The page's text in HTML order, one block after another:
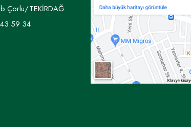
Çorlu/TEKİRDAĞ
59 34